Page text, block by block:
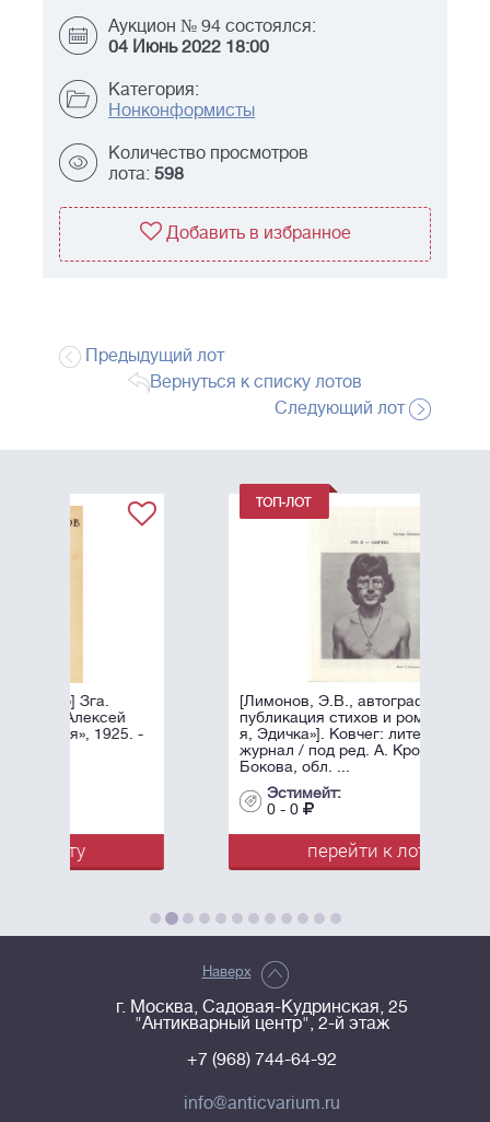
Аукцион № 94 состоялся:
04 Июнь 2022 18:00
Категория:
Нонконформисты
Количество просмотров
лота: 598
Добавить в избранное
Предыдущий лот
Вернуться к списку лотов
Следующий лот
[Лимонов, Э.В., автограф]. Первая
публикация стихов и романа «Это
я, Эдичка»]. Ковчег: литературный
журнал / под ред. А. Крона и Н.
перейти к лоту
Наверх
г. Москва, Садовая-Кудринская, 25
"Антикварный центр", 2-й этаж
+7 (968) 744-64-92
info@anticvarium.ru